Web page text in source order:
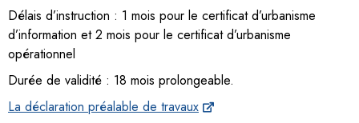
Délais d’instruction : 1 mois pour le certificat d’urbanisme
d’information et 2 mois pour le certificat d’urbanisme
opérationnel
Durée de validité : 18 mois prolongeable.
La déclaration préalable de travaux